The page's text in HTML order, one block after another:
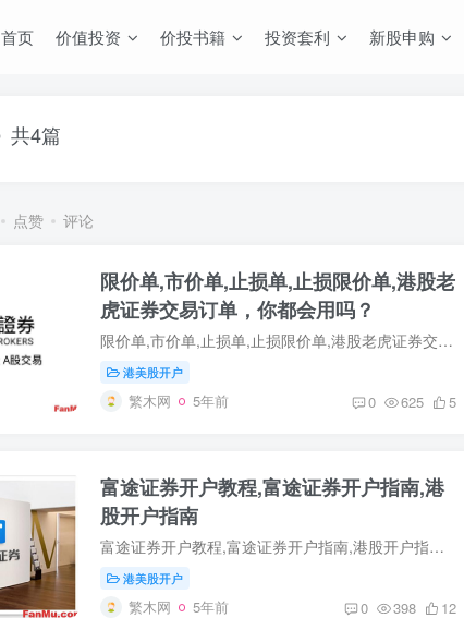
首页 价值投资 价投书籍 投资套利 新股申购
共4篇
点赞 评论
限价单,市价单,止损单,止损限价单,港股老
虎证券交易订单，你都会用吗？
限价单,市价单,止损单,止损限价单,港股老虎证券交易订单，你都会用吗？ 如果大家交易过A股之后再用老虎交易美港股，那么肯定会发现在下单时老虎提供的订单类型不仅限于限价单。为了能让大家的交...
港美股开户
繁木网 5年前 0 625 5
富途证券开户教程,富途证券开户指南,港
股开户指南
富途证券开户教程,富途证券开户指南,港股开户指南 1 . 开户准备 开户前，要准备好4个工具：a.手机号码（需要接收短信验证码）b.国内二代身份证c.国内银行开户的同名借记卡（任意一个大陆银行的...
港美股开户
繁木网 5年前 0 398 12